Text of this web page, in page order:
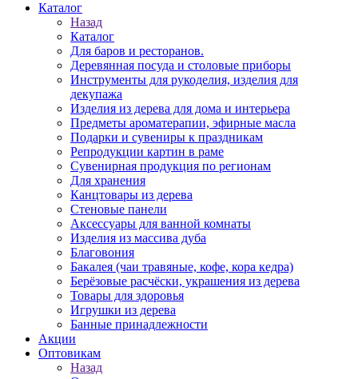
Каталог
Назад
Каталог
Для баров и ресторанов.
Деревянная посуда и столовые приборы
Инструменты для рукоделия, изделия для
декупажа
Изделия из дерева для дома и интерьера
Предметы ароматерапии, эфирные масла
Подарки и сувениры к праздникам
Репродукции картин в раме
Сувенирная продукция по регионам
Для хранения
Канцтовары из дерева
Стеновые панели
Аксессуары для ванной комнаты
Изделия из массива дуба
Благовония
Бакалея (чаи травяные, кофе, кора кедра)
Берёзовые расчёски, украшения из дерева
Товары для здоровья
Игрушки из дерева
Банные принадлежности
Акции
Оптовикам
Назад